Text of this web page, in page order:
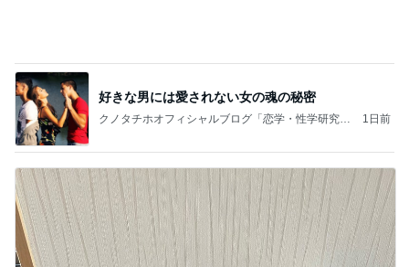
好きな男には愛されない女の魂の秘密
クノタチホオフィシャルブログ「恋学・性学研究
1日前